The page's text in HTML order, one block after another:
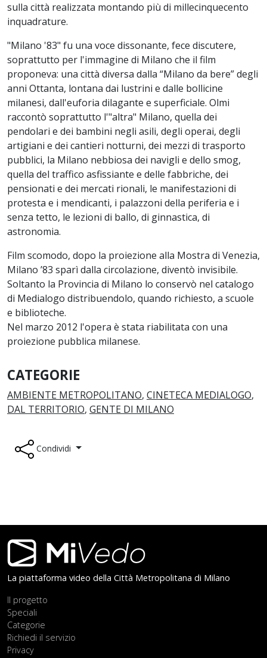
sulla città realizzata montando più di millecinquecento
inquadrature.
"Milano '83" fu una voce dissonante, fece discutere,
soprattutto per l'immagine di Milano che il film
proponeva: una città diversa dalla “Milano da bere” degli
anni Ottanta, lontana dai lustrini e dalle bollicine
milanesi, dall'euforia dilagante e superficiale. Olmi
raccontò soprattutto l'"altra" Milano, quella dei
pendolari e dei bambini negli asili, degli operai, degli
artigiani e dei cantieri notturni, dei mezzi di trasporto
pubblici, la Milano nebbiosa dei navigli e dello smog,
quella del traffico asfissiante e delle fabbriche, dei
pensionati e dei mercati rionali, le manifestazioni di
protesta e i mendicanti, i palazzoni della periferia e i
senza tetto, le lezioni di ballo, di ginnastica, di
astronomia.
Film scomodo, dopo la proiezione alla Mostra di Venezia,
Milano ’83 sparì dalla circolazione, diventò invisibile.
Soltanto la Provincia di Milano lo conservò nel catalogo
di Medialogo distribuendolo, quando richiesto, a scuole
e biblioteche.
Nel marzo 2012 l'opera è stata riabilitata con una
proiezione pubblica milanese.
CATEGORIE
AMBIENTE METROPOLITANO, CINETECA MEDIALOGO,
DAL TERRITORIO, GENTE DI MILANO
Condividi
La piattaforma video della Città Metropolitana di Milano
Il progetto
Speciali
Categorie
Richiedi il servizio
Privacy